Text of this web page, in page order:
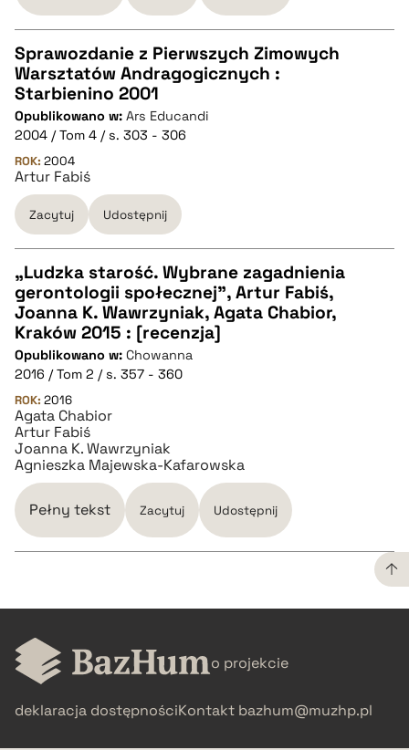
CZYSTY TEKST
pobierz cytat
BIBTEX
pobierz cytat
Sprawozdanie z Pierwszych Zimowych
Warsztatów Andragogicznych :
Starbienino 2001
Opublikowano w: Ars Educandi
2004 / Tom 4 / s. 303 - 306
ROK: 2004
Artur Fabiś
Zacytuj Udostępnij
CZYSTY TEKST
pobierz cytat
BIBTEX
pobierz cytat
„Ludzka starość. Wybrane zagadnienia
gerontologii społecznej”, Artur Fabiś,
Joanna K. Wawrzyniak, Agata Chabior,
Kraków 2015 : [recenzja]
Opublikowano w: Chowanna
2016 / Tom 2 / s. 357 - 360
ROK: 2016
Agata Chabior
Artur Fabiś
Joanna K. Wawrzyniak
Agnieszka Majewska-Kafarowska
Pełny tekst Zacytuj Udostępnij
CZYSTY TEKST
pobierz cytat
BIBTEX
o projekcie
deklaracja dostępnościKontakt bazhum@muzhp.pl